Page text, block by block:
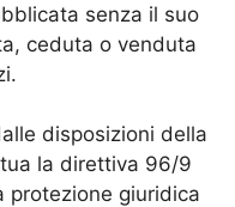
senza il suo
ceduta o venduta
disposizioni della
la direttiva 96/9
protezione giuridica